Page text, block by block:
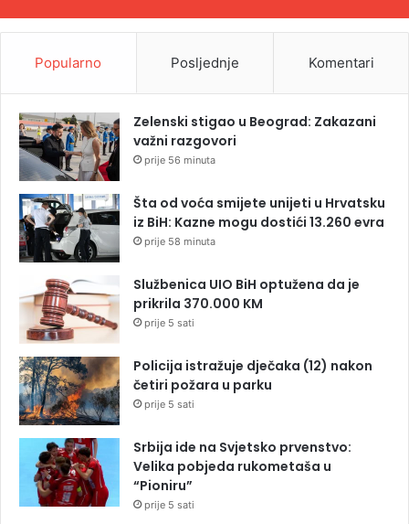
Popularno Posljednje Komentari
Zelenski stigao u Beograd: Zakazani
važni razgovori
prije 56 minuta
Šta od voća smijete unijeti u Hrvatsku
iz BiH: Kazne mogu dostići 13.260 evra
prije 58 minuta
Službenica UIO BiH optužena da je
prikrila 370.000 KM
prije 5 sati
Policija istražuje dječaka (12) nakon
četiri požara u parku
prije 5 sati
Srbija ide na Svjetsko prvenstvo:
Velika pobjeda rukometaša u
“Pioniru”
prije 5 sati